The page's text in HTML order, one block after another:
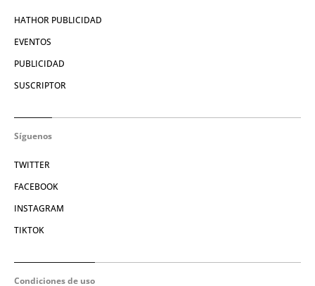
HATHOR PUBLICIDAD
EVENTOS
PUBLICIDAD
SUSCRIPTOR
Síguenos
TWITTER
FACEBOOK
INSTAGRAM
TIKTOK
Condiciones de uso